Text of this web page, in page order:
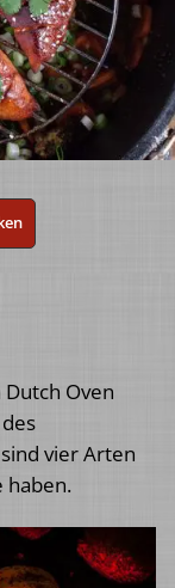
Oven
vier Arten
haben.